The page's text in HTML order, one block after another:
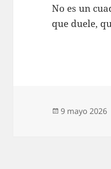
No es un
que duele,
Publicado
9 mayo 2026